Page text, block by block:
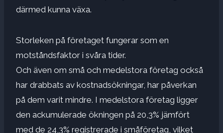
därmed kunna växa.
Storleken på företaget fungerar som en
motståndsfaktor i svåra tider.
Och även om små och medelstora företag också
har drabbats av kostnadsökningar, har påverkan
på dem varit mindre. I medelstora företag ligger
den ackumulerade ökningen på 20,3% jämfört
med de 24,3% registrerade i småföretag, vilket